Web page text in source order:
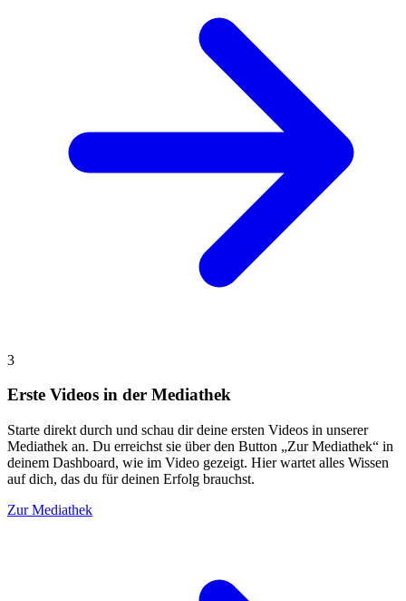
3
Erste Videos in der Mediathek
Starte direkt durch und schau dir deine ersten Videos in unserer
Mediathek an. Du erreichst sie über den Button „Zur Mediathek“ in
deinem Dashboard, wie im Video gezeigt. Hier wartet alles Wissen
auf dich, das du für deinen Erfolg brauchst.
Zur Mediathek